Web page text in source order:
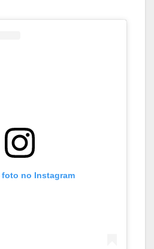
foto no Instagram